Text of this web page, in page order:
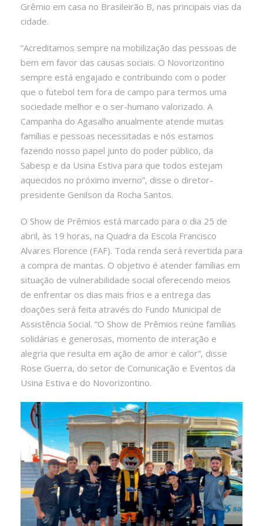
Grêmio em casa no Brasileirão B, nas principais vias da
cidade.
“Acreditamos sempre na mobilização das pessoas de
bem em favor das causas sociais. O Novorizontino
sempre está engajado e contribuindo com o poder
que o futebol tem fora de campo para termos uma
sociedade melhor e o ser-humano valorizado. A
Campanha do Agasalho anualmente atende muitas
famílias e pessoas necessitadas e nós estamos
fazendo nosso papel junto do poder público, da
Sabesp e da Usina Estiva para que todos estejam
aquecidos no próximo inverno”, disse o diretor-
presidente Genilson da Rocha Santos.
O Show de Prêmios está marcado para o dia 25 de
abril, às 19 horas, na Quadra da Escola Francisco
Alvares Florence (FAF). Toda renda será revertida para
a compra de mantas. O objetivo é atender famílias em
situação de vulnerabilidade social oferecendo meios
de enfrentar os dias mais frios e a entrega das
doações será feita através do Fundo Municipal de
Assistência Social. “O Show de Prêmios reúne famílias
solidárias e generosas, momento de interação e
alegria que resulta em ação de amor e calor”, disse
Rose Guerra, do setor de Comunicação e Eventos da
Usina Estiva e do Novorizontino.